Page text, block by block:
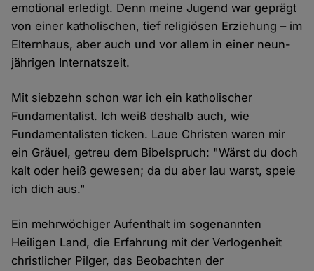
emotional erledigt. Denn meine Jugend war geprägt
von einer katholischen, tief religiösen Erziehung – im
Elternhaus, aber auch und vor allem in einer neun-
jährigen Internatszeit.
Mit siebzehn schon war ich ein katholischer
Fundamentalist. Ich weiß deshalb auch, wie
Fundamentalisten ticken. Laue Christen waren mir
ein Gräuel, getreu dem Bibelspruch: "Wärst du doch
kalt oder heiß gewesen; da du aber lau warst, speie
ich dich aus."
Ein mehrwöchiger Aufenthalt im sogenannten
Heiligen Land, die Erfahrung mit der Verlogenheit
christlicher Pilger, das Beobachten der